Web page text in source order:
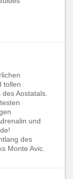
tollen
Aostatals.
und
des
Monte Avic.